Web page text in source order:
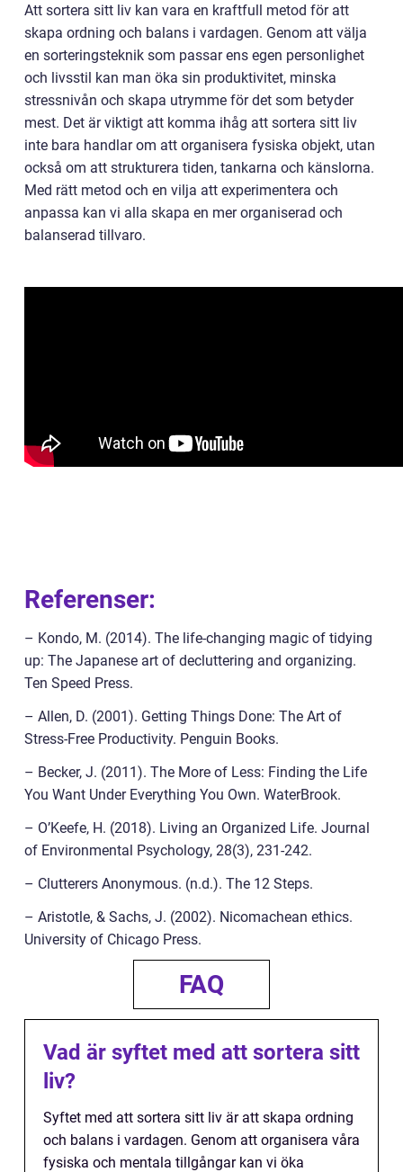
Att sortera sitt liv kan vara en kraftfull metod för att
skapa ordning och balans i vardagen. Genom att välja
en sorteringsteknik som passar ens egen personlighet
och livsstil kan man öka sin produktivitet, minska
stressnivån och skapa utrymme för det som betyder
mest. Det är viktigt att komma ihåg att sortera sitt liv
inte bara handlar om att organisera fysiska objekt, utan
också om att strukturera tiden, tankarna och känslorna.
Med rätt metod och en vilja att experimentera och
anpassa kan vi alla skapa en mer organiserad och
balanserad tillvaro.
Referenser:
– Kondo, M. (2014). The life-changing magic of tidying
up: The Japanese art of decluttering and organizing.
Ten Speed Press.
– Allen, D. (2001). Getting Things Done: The Art of
Stress-Free Productivity. Penguin Books.
– Becker, J. (2011). The More of Less: Finding the Life
You Want Under Everything You Own. WaterBrook.
– O’Keefe, H. (2018). Living an Organized Life. Journal
of Environmental Psychology, 28(3), 231-242.
– Clutterers Anonymous. (n.d.). The 12 Steps.
– Aristotle, & Sachs, J. (2002). Nicomachean ethics.
University of Chicago Press.
FAQ
Vad är syftet med att sortera sitt
liv?
Syftet med att sortera sitt liv är att skapa ordning
och balans i vardagen. Genom att organisera våra
fysiska och mentala tillgångar kan vi öka